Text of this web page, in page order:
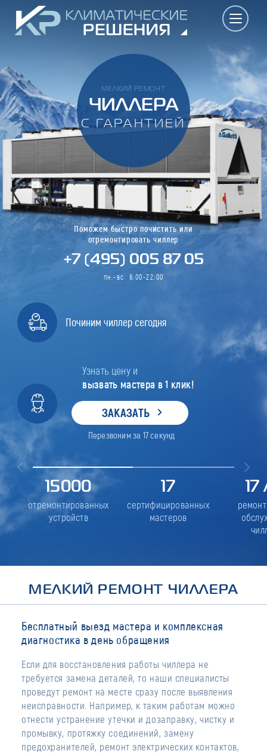
МЕЛКИЙ РЕМОНТ
ЧИЛЛЕРА
С ГАРАНТИЕЙ
Поможем быстро почистить или
отремонтировать чиллер
+7 (495) 005 87 05
пн.-вс. 8:00-22:00
Починим чиллер сегодня
Узнать цену и
вызвать мастера в 1 клик!
ЗАКАЗАТЬ
Перезвоним за 17секунд
15000
отремонтированных
устройств
17
сертифицированных
мастеров
17
МЕЛКИЙ РЕМОНТ ЧИЛЛЕРА
Бесплатный выезд мастера и комплексная
диагностика в день обращения
Если для восстановления работы чиллера не
требуется замена деталей, то наши специалисты
проведут ремонт на месте сразу после выявления
неисправности. Например, к таким работам можно
отнести устранение утечки и дозаправку, чистку и
промывку, протяжку соединений, замену
предохранителей, ремонт электрических контактов,